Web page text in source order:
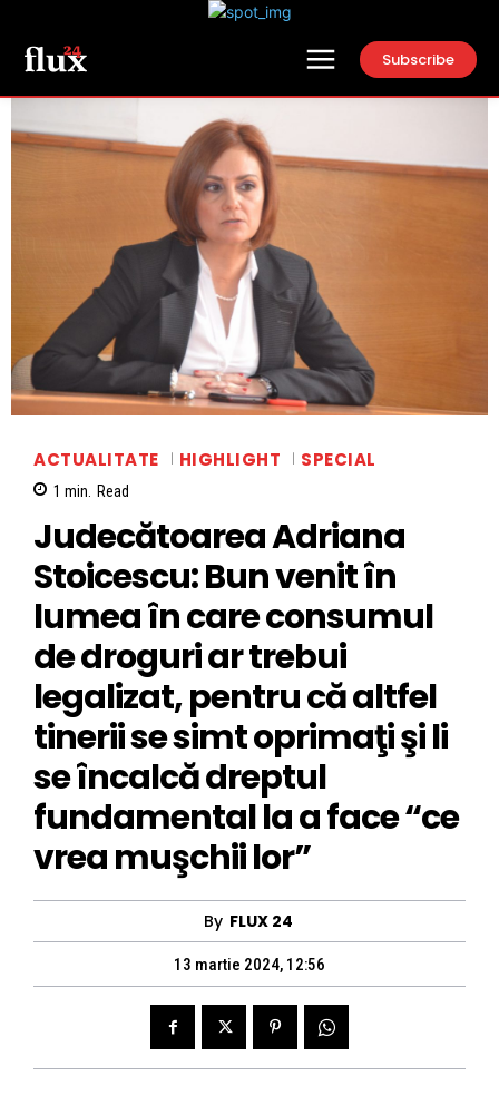
Subscribe
ACTUALITATE HIGHLIGHT SPECIAL
1 min. Read
Judecătoarea Adriana
Stoicescu: Bun venit în
lumea în care consumul
de droguri ar trebui
legalizat, pentru că altfel
tinerii se simt oprimaţi şi li
se încalcă dreptul
fundamental la a face “ce
vrea muşchii lor”
By FLUX 24
13 martie 2024, 12:56